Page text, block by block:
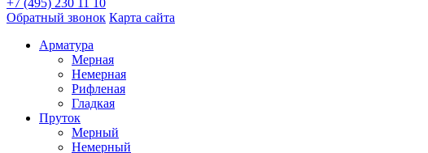
+7 (495) 230 11 10
Обратный звонок Карта сайта
Арматура
Мерная
Немерная
Рифленая
Гладкая
Пруток
Мерный
Немерный